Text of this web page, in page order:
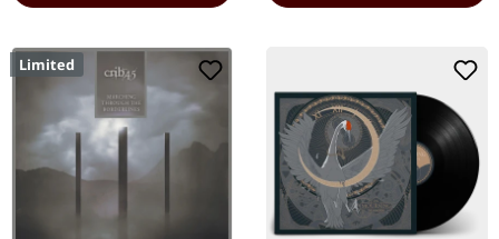
Limited